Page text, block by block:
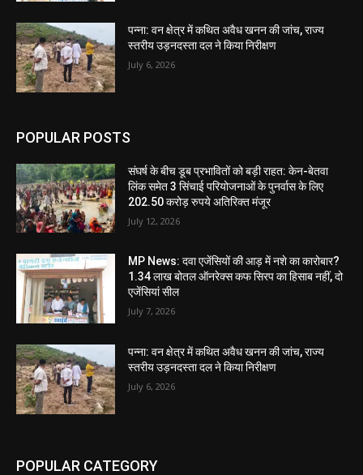
पन्ना: वन क्षेत्र में कथित अवैध खनन की जांच, राज्य
स्तरीय उड़नदस्ता दल ने किया निरीक्षण
July 6, 2026
POPULAR POSTS
संघर्ष के बीच डूब प्रभावितों को बड़ी राहत: केन-बेतवा
लिंक समेत 3 सिंचाई परियोजनाओं के पुनर्वास के लिए
202.50 करोड़ रुपये अतिरिक्त मंजूर
July 12, 2026
MP News: दवा एजेंसियों की आड़ में नशे का कारोबार?
1.34 लाख बोतल ऑनरेक्स कफ सिरप का हिसाब नहीं, दो
एजेंसियां सील
July 7, 2026
पन्ना: वन क्षेत्र में कथित अवैध खनन की जांच, राज्य
स्तरीय उड़नदस्ता दल ने किया निरीक्षण
July 6, 2026
POPULAR CATEGORY